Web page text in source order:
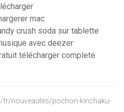
mac
crush soda sur tablette
avec deezer
télécharger complete
fr/nouveautes/pochon-kinchaku-